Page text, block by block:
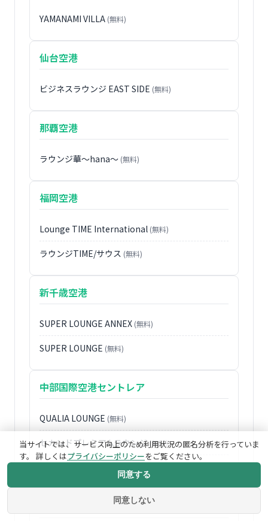
YAMANAMI VILLA (無料)
仙台空港
ビジネスラウンジ EAST SIDE (無料)
那覇空港
ラウンジ華〜hana〜 (無料)
福岡空港
Lounge TIME International (無料)
ラウンジTIME/サウス (無料)
新千歳空港
SUPER LOUNGE ANNEX (無料)
SUPER LOUNGE (無料)
中部国際空港セントレア
QUALIA LOUNGE (無料)
セカンドプレミアムラウンジ(無料)
当サイトでは、サービス向上のため利用状況の匿名分析を行っていま
す。 詳しくはプライバシーポリシーをご覧ください。
同意しない
同意する